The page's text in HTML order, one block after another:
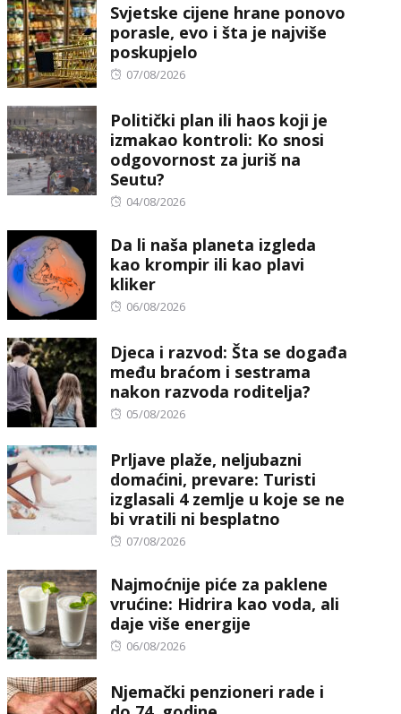
Svjetske cijene hrane ponovo
porasle, evo i šta je najviše
poskupjelo
Posted
07/08/2026
Politički plan ili haos koji je
izmakao kontroli: Ko snosi
odgovornost za juriš na
Seutu?
Posted
04/08/2026
Da li naša planeta izgleda
kao krompir ili kao plavi
kliker
Posted
06/08/2026
Djeca i razvod: Šta se događa
među braćom i sestrama
nakon razvoda roditelja?
Posted
05/08/2026
Prljave plaže, neljubazni
domaćini, prevare: Turisti
izglasali 4 zemlje u koje se ne
bi vratili ni besplatno
Posted
07/08/2026
Najmoćnije piće za paklene
vrućine: Hidrira kao voda, ali
daje više energije
Posted
06/08/2026
Njemački penzioneri rade i